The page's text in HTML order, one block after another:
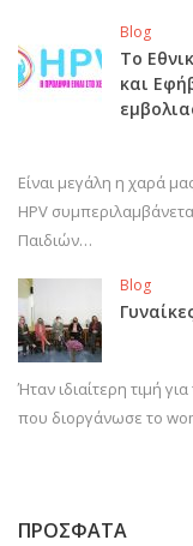
Blog
Το
και
Είναι μεγάλη η χαρά
HPV
Παιδιών…
Blog
Ήταν ιδιαίτερη τιμή
που διοργάνωσε το
ΠΡΟΣΦΑΤΑ